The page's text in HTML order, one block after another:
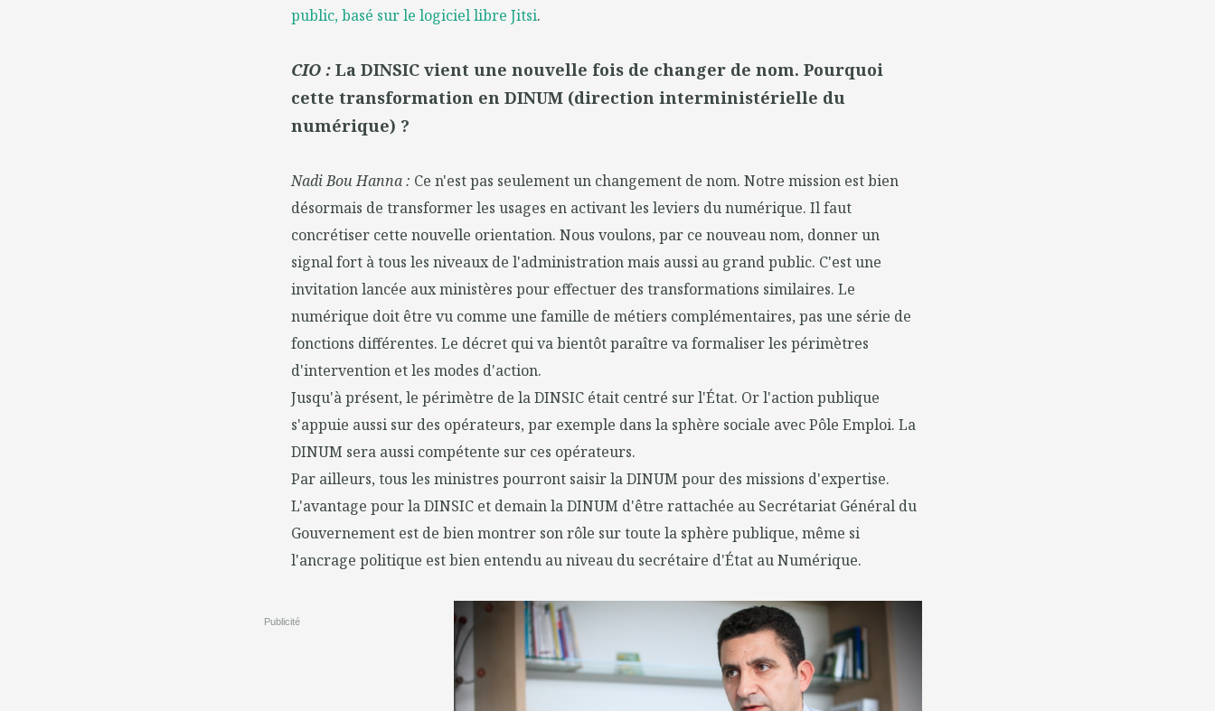
public, basé sur le logiciel libre Jitsi.
CIO : La DINSIC vient une nouvelle fois de changer de nom. Pourquoi
cette transformation en DINUM (direction interministérielle du
numérique) ?
Nadi Bou Hanna : Ce n'est pas seulement un changement de nom. Notre mission est bien
désormais de transformer les usages en activant les leviers du numérique. Il faut
concrétiser cette nouvelle orientation. Nous voulons, par ce nouveau nom, donner un
signal fort à tous les niveaux de l'administration mais aussi au grand public. C'est une
invitation lancée aux ministères pour effectuer des transformations similaires. Le
numérique doit être vu comme une famille de métiers complémentaires, pas une série de
fonctions différentes. Le décret qui va bientôt paraître va formaliser les périmètres
d'intervention et les modes d'action.
Jusqu'à présent, le périmètre de la DINSIC était centré sur l'État. Or l'action publique
s'appuie aussi sur des opérateurs, par exemple dans la sphère sociale avec Pôle Emploi. La
DINUM sera aussi compétente sur ces opérateurs.
Par ailleurs, tous les ministres pourront saisir la DINUM pour des missions d'expertise.
L'avantage pour la DINSIC et demain la DINUM d'être rattachée au Secrétariat Général du
Gouvernement est de bien montrer son rôle sur toute la sphère publique, même si
l'ancrage politique est bien entendu au niveau du secrétaire d'État au Numérique.
Publicité